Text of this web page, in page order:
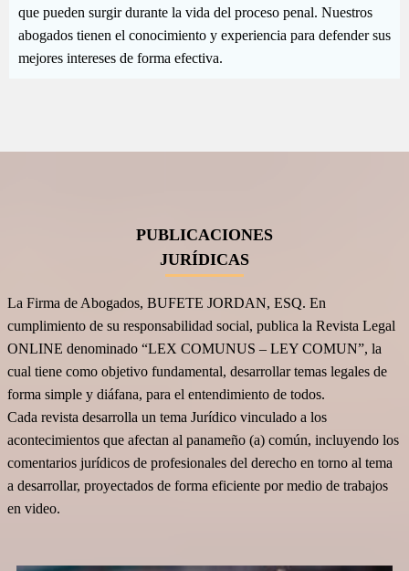
que pueden surgir durante la vida del proceso penal. Nuestros
abogados tienen el conocimiento y experiencia para defender sus
mejores intereses de forma efectiva.
PUBLICACIONES
JURÍDICAS
La Firma de Abogados, BUFETE JORDAN, ESQ. En
cumplimiento de su responsabilidad social, publica la Revista Legal
ONLINE denominado “LEX COMUNUS – LEY COMUN”, la
cual tiene como objetivo fundamental, desarrollar temas legales de
forma simple y diáfana, para el entendimiento de todos.
Cada revista desarrolla un tema Jurídico vinculado a los
acontecimientos que afectan al panameño (a) común, incluyendo los
comentarios jurídicos de profesionales del derecho en torno al tema
a desarrollar, proyectados de forma eficiente por medio de trabajos
en video.